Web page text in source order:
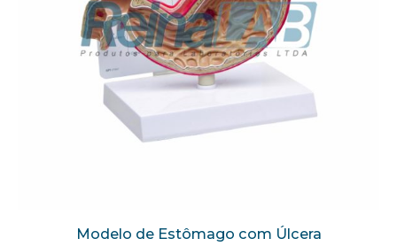
Modelo de Estômago com Úlcera